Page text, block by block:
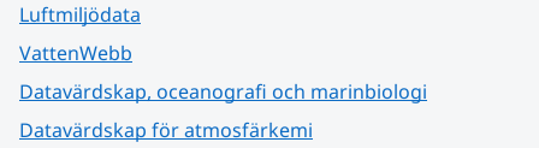
Luftmiljödata
VattenWebb
Datavärdskap, oceanografi och marinbiologi
Datavärdskap för atmosfärkemi